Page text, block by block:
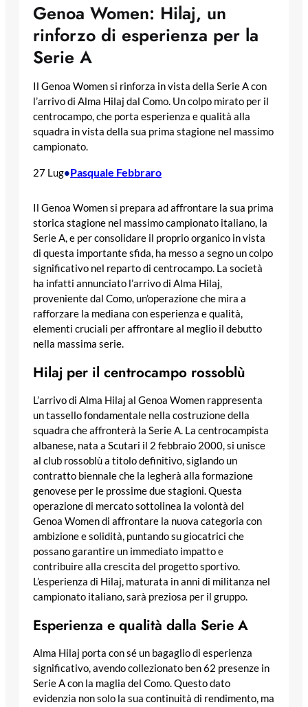
Genoa Women: Hilaj, un
rinforzo di esperienza per la
Serie A
Il Genoa Women si rinforza in vista della Serie A con
l’arrivo di Alma Hilaj dal Como. Un colpo mirato per il
centrocampo, che porta esperienza e qualità alla
squadra in vista della sua prima stagione nel massimo
campionato.
27 Lug•Pasquale Febbraro
Il Genoa Women si prepara ad affrontare la sua prima
storica stagione nel massimo campionato italiano, la
Serie A, e per consolidare il proprio organico in vista
di questa importante sfida, ha messo a segno un colpo
significativo nel reparto di centrocampo. La società
ha infatti annunciato l’arrivo di Alma Hilaj,
proveniente dal Como, un’operazione che mira a
rafforzare la mediana con esperienza e qualità,
elementi cruciali per affrontare al meglio il debutto
nella massima serie.
Hilaj per il centrocampo rossoblù
L’arrivo di Alma Hilaj al Genoa Women rappresenta
un tassello fondamentale nella costruzione della
squadra che affronterà la Serie A. La centrocampista
albanese, nata a Scutari il 2 febbraio 2000, si unisce
al club rossoblù a titolo definitivo, siglando un
contratto biennale che la legherà alla formazione
genovese per le prossime due stagioni. Questa
operazione di mercato sottolinea la volontà del
Genoa Women di affrontare la nuova categoria con
ambizione e solidità, puntando su giocatrici che
possano garantire un immediato impatto e
contribuire alla crescita del progetto sportivo.
L’esperienza di Hilaj, maturata in anni di militanza nel
campionato italiano, sarà preziosa per il gruppo.
Esperienza e qualità dalla Serie A
Alma Hilaj porta con sé un bagaglio di esperienza
significativo, avendo collezionato ben 62 presenze in
Serie A con la maglia del Como. Questo dato
evidenzia non solo la sua continuità di rendimento, ma